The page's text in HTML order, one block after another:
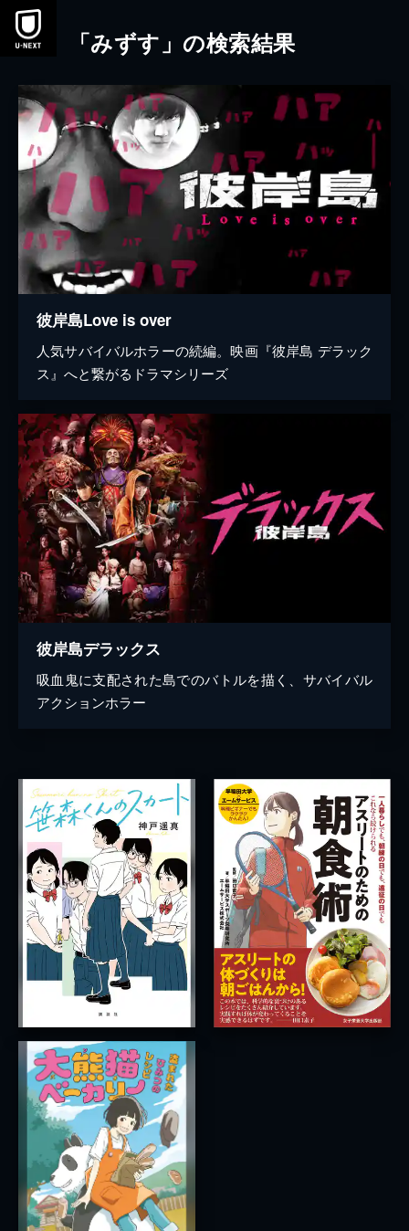
本文へスキップ
「みずす」の検索結果
彼岸島Love is over
人気サバイバルホラーの続編。映画『彼岸島 デラック
ス』へと繋がるドラマシリーズ
彼岸島デラックス
吸血鬼に支配された島でのバトルを描く、サバイバル
アクションホラー